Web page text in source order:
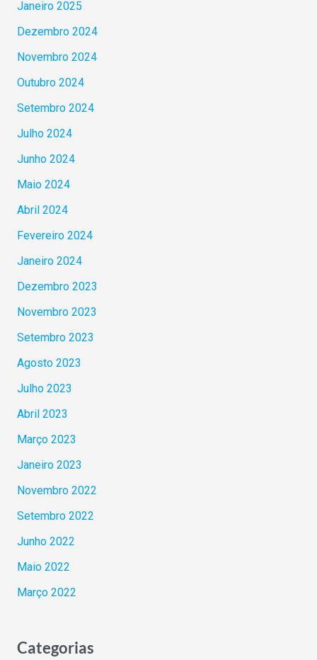
Janeiro 2025
Dezembro 2024
Novembro 2024
Outubro 2024
Setembro 2024
Julho 2024
Junho 2024
Maio 2024
Abril 2024
Fevereiro 2024
Janeiro 2024
Dezembro 2023
Novembro 2023
Setembro 2023
Agosto 2023
Julho 2023
Abril 2023
Março 2023
Janeiro 2023
Novembro 2022
Setembro 2022
Junho 2022
Maio 2022
Março 2022
Categorias